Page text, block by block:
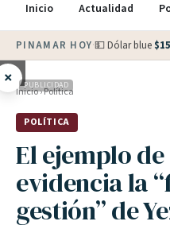
Inicio Actualidad
PINAMAR HOY·💵 Dólar blue $
× PUBLICIDAD
Inicio›Política
POLÍTICA
El ejemplo
evidencia la
gestión” de